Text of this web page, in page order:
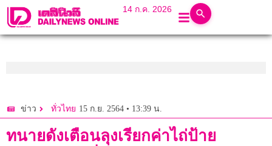
14 ก.ค. 2026
ข่าว ทั่วไทย 15 ก.ย. 2564 • 13:39 น.
ทนายดังเตือนลุงเรียกค่าไถ่ป้าย